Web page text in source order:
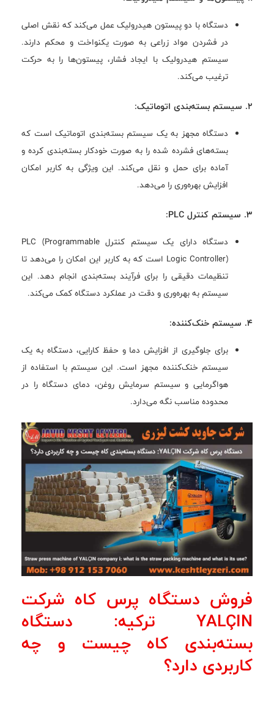
دستگاه با دو پیستون هیدرولیک عمل می‌کند که نقش اصلی
در فشردن مواد زراعی به صورت یکنواخت و محکم دارند.
سیستم هیدرولیک با ایجاد فشار، پیستون‌ها را به حرکت
ترغیب می‌کند.
2. سیستم بسته‌بندی اتوماتیک:
دستگاه مجهز به یک سیستم بسته‌بندی اتوماتیک است که
بسته‌های فشرده شده را به صورت خودکار بسته‌بندی کرده و
آماده برای حمل و نقل می‌کند. این ویژگی به کاربر امکان
افزایش بهره‌وری را می‌دهد.
3. سیستم کنترل PLC:
دستگاه دارای یک سیستم کنترل PLC (Programmable
Logic Controller) است که به کاربر این امکان را می‌دهد تا
تنظیمات دقیقی را برای فرآیند بسته‌بندی انجام دهد. این
سیستم به بهره‌وری و دقت در عملکرد دستگاه کمک می‌کند.
4. سیستم خنک‌کننده:
برای جلوگیری از افزایش دما و حفظ کارایی، دستگاه به یک
سیستم خنک‌کننده مجهز است. این سیستم با استفاده از
هواگرمایی و سیستم سرمایش روغن، دمای دستگاه را در
محدوده مناسب نگه می‌دارد.
فروش دستگاه پرس کاه شرکت
YALÇIN ترکیه: دستگاه
بسته‌بندی کاه چیست و چه
کاربردی دارد؟